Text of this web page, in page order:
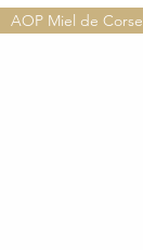
AOP Miel de Corse